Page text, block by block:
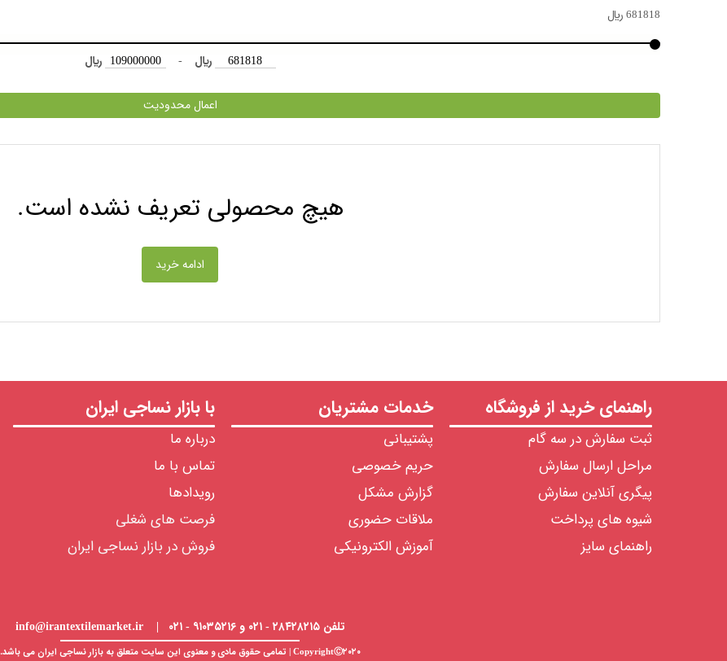
681818 ﷼
﷼ - ﷼
اعمال محدودیت
هیچ محصولی تعریف نشده است.
ادامه خرید
راهنمای خرید از فروشگاه
ثبت سفارش در سه گام
مراحل ارسال سفارش
پیگری آنلاین سفارش
شیوه های پرداخت
راهنمای سایز
خدمات مشتریان
پشتیبانی
حریم خصوصی
گزارش مشکل
ملاقات حضوری
آموزش الکترونیکی
با بازار نساجی ایران
درباره ما
تماس با ما
رویدادها
فرصت های شغلی
فروش در بازار نساجی ایران
تلفن ۲۸۴۲۸۲۱۵ - ۰۲۱ و ۹۱۰۳۵۲۱۶ - ۰۲۱ | info@irantextilemarket.ir
CopyrightⒸ۲۰۲۰ | تمامی حقوق مادی و معنوی این سایت متعلق به بازار نساجی ایران می باشد.